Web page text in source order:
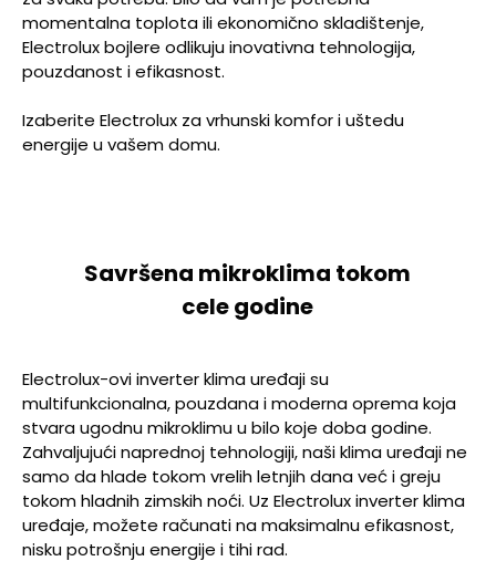
momentalna toplota ili ekonomično skladištenje,
Electrolux bojlere odlikuju inovativna tehnologija,
pouzdanost i efikasnost.
Izaberite Electrolux za vrhunski komfor i uštedu
energije u vašem domu.
Savršena mikroklima tokom
cele godine
Electrolux-ovi inverter klima uređaji su
multifunkcionalna, pouzdana i moderna oprema koja
stvara ugodnu mikroklimu u bilo koje doba godine.
Zahvaljujući naprednoj tehnologiji, naši klima uređaji ne
samo da hlade tokom vrelih letnjih dana već i greju
tokom hladnih zimskih noći. Uz Electrolux inverter klima
uređaje, možete računati na maksimalnu efikasnost,
nisku potrošnju energije i tihi rad.